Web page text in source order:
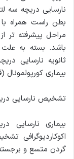
نارسایی دریچه سه
بطن راست همراه با
مراحل پیشرفته
باشد. بسته به
ثانویه نارسایی
بیماری
تشخیص نارسایی
بیماری نارسایی
اکوکاردیوگرافی
گردن متسع و